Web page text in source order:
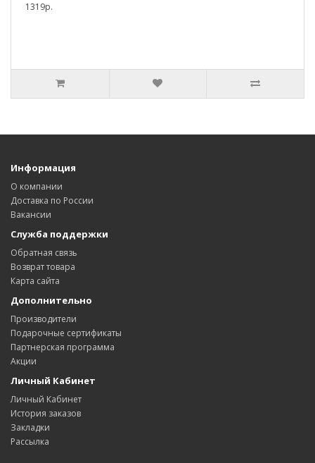
1319р.
Информация
О компании
Доставка по России
Вакансии
Служба поддержки
Обратная связь
Возврат товара
Карта сайта
Дополнительно
Производители
Подарочные сертификаты
Партнерская программа
Акции
Личный Кабинет
Личный Кабинет
История заказов
Закладки
Рассылка